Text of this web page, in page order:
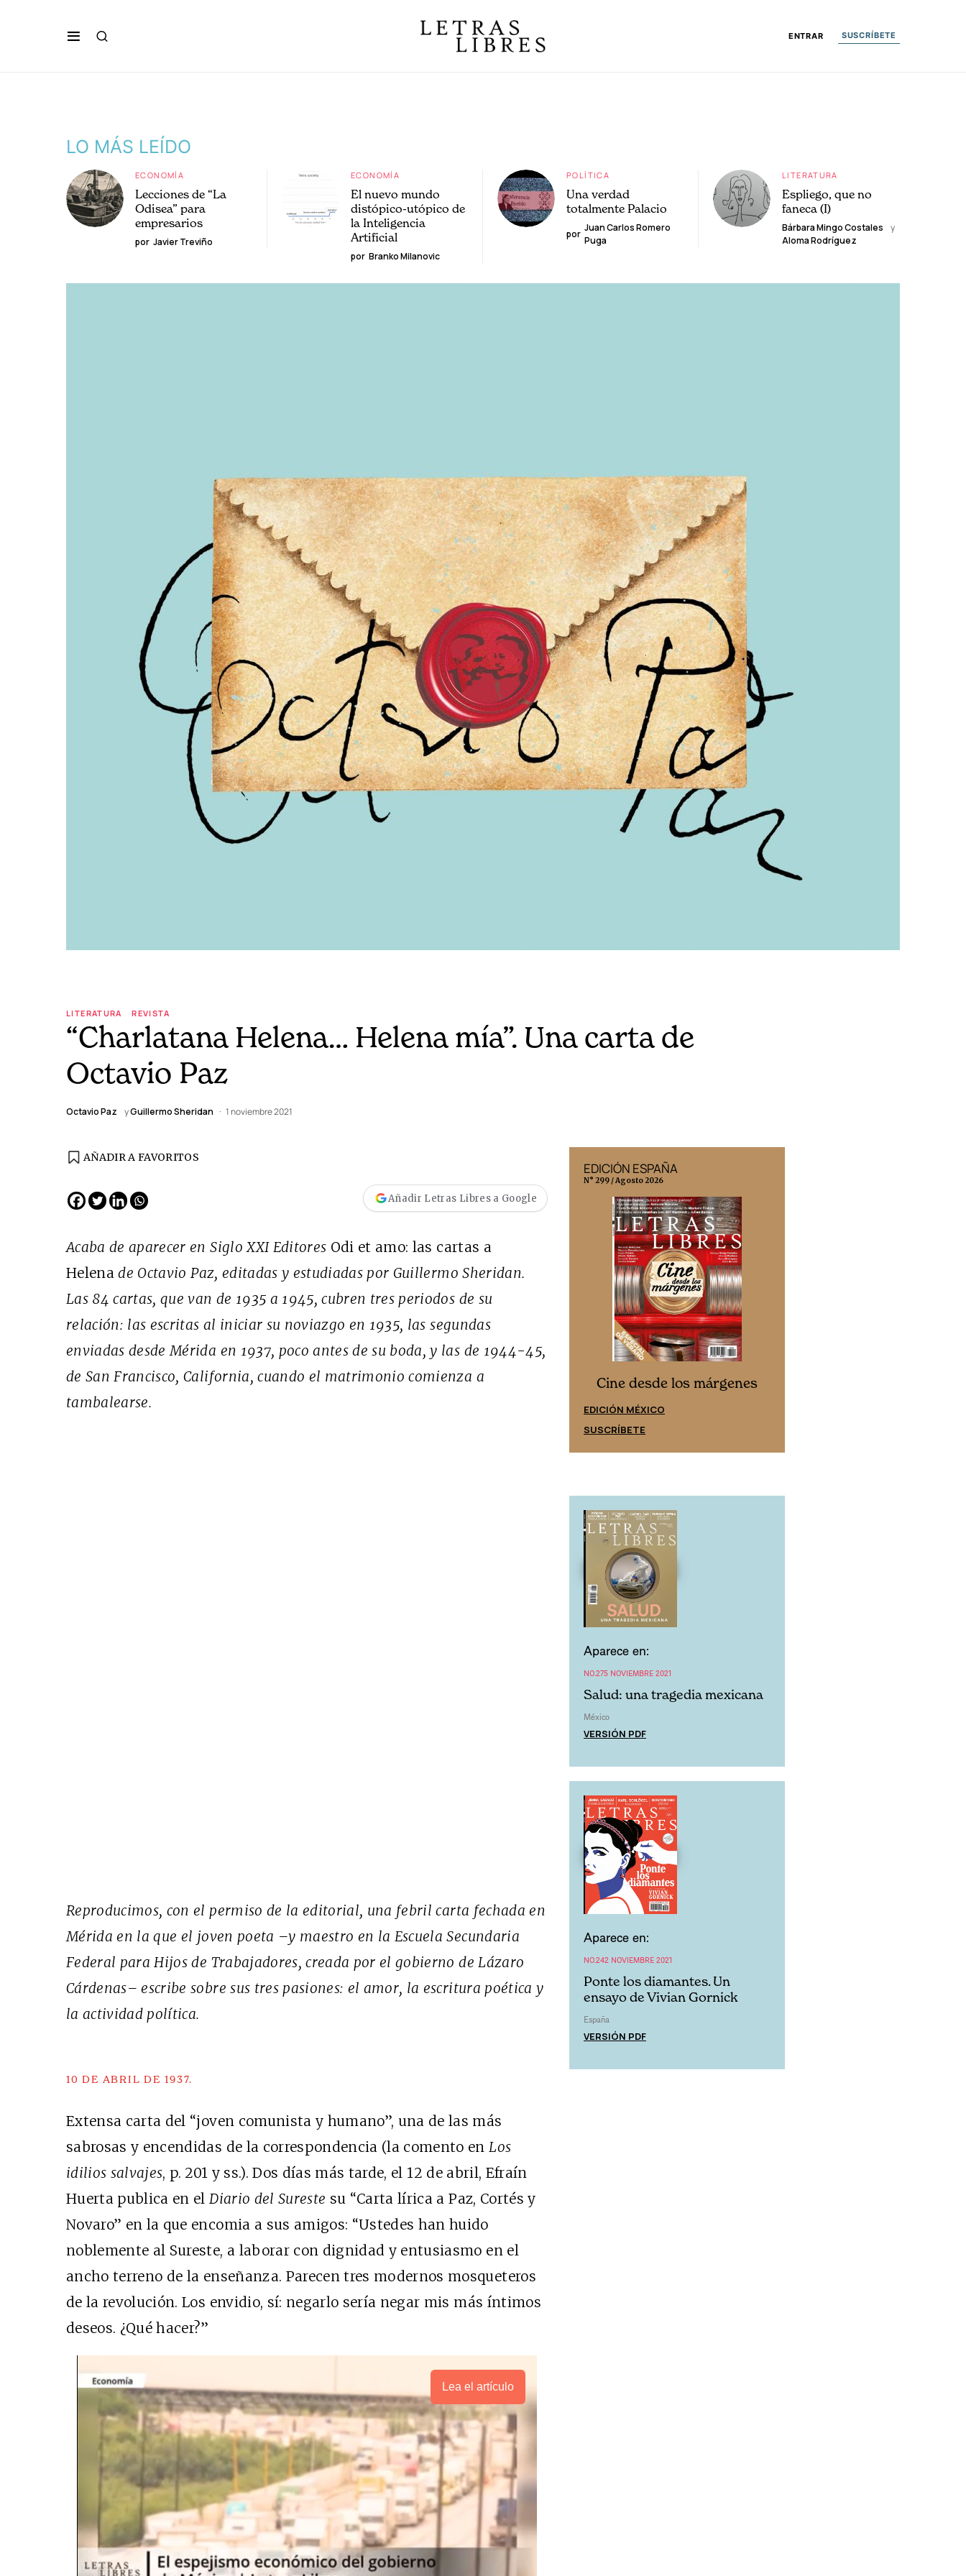
ENTRAR SUSCRÍBETE
LO MÁS LEÍDO
ECONOMÍA
Lecciones de “La
Odisea” para
empresarios
por Javier Treviño
ECONOMÍA
El nuevo mundo
distópico-utópico de
la Inteligencia
Artificial
por Branko Milanovic
POLÍTICA
Una verdad
totalmente Palacio
por
Juan Carlos Romero
Puga
LITERATURA
Espliego, que no
faneca (I)
Bárbara Mingo Costales
y
Aloma Rodríguez
LITERATURA REVISTA
“Charlatana Helena… Helena mía”. Una carta de
Octavio Paz
Octavio Paz yGuillermo Sheridan 1 noviembre 2021
AÑADIR A FAVORITOS
Añadir Letras Libres a Google
Acaba de aparecer en Siglo XXI Editores Odi et amo: las cartas a
Helena de Octavio Paz, editadas y estudiadas por Guillermo Sheridan.
Las 84 cartas, que van de 1935 a 1945, cubren tres periodos de su
relación: las escritas al iniciar su noviazgo en 1935, las segundas
enviadas desde Mérida en 1937, poco antes de su boda, y las de 1944-45,
de San Francisco, California, cuando el matrimonio comienza a
tambalearse.
Reproducimos, con el permiso de la editorial, una febril carta fechada en
Mérida en la que el joven poeta –y maestro en la Escuela Secundaria
Federal para Hijos de Trabajadores, creada por el gobierno de Lázaro
Cárdenas– escribe sobre sus tres pasiones: el amor, la escritura poética y
la actividad política.
10 DE ABRIL DE 1937.
Extensa carta del “joven comunista y humano”, una de las más
sabrosas y encendidas de la correspondencia (la comento enLos
idilios salvajes, p. 201 y ss.). Dos días más tarde, el 12 de abril, Efraín
Huerta publica en elDiario del Sureste su “Carta lírica a Paz, Cortés y
Novaro” en la que encomia a sus amigos: “Ustedes han huido
noblemente al Sureste, a laborar con dignidad y entusiasmo en el
ancho terreno de la enseñanza. Parecen tres modernos mosqueteros
de la revolución. Los envidio, sí: negarlo sería negar mis más íntimos
deseos. ¿Qué hacer?”
Lea el artículo
Cine desde los márgenes Cine desde los márgenes
EDICIÓN ESPAÑA
N° 299 / Agosto 2026
Cine desde los márgenes
EDICIÓN MÉXICO
SUSCRÍBETE
Aparece en:
NO.275 NOVIEMBRE 2021
Salud: una tragedia mexicana
México
VERSIÓN PDF
Aparece en:
NO.242 NOVIEMBRE 2021
Ponte los diamantes. Un
ensayo de Vivian Gornick
España
VERSIÓN PDF